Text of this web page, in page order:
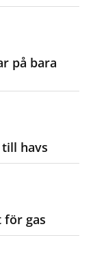
på bara
till havs
för gas